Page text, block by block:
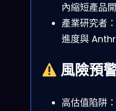
內縮短產品
產業研究者
進度與
風險預
高估值陷阱